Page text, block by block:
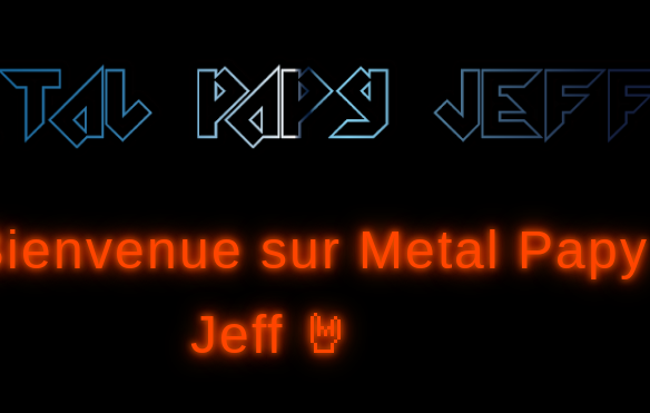
sur Metal Papy
Jeff 🤘